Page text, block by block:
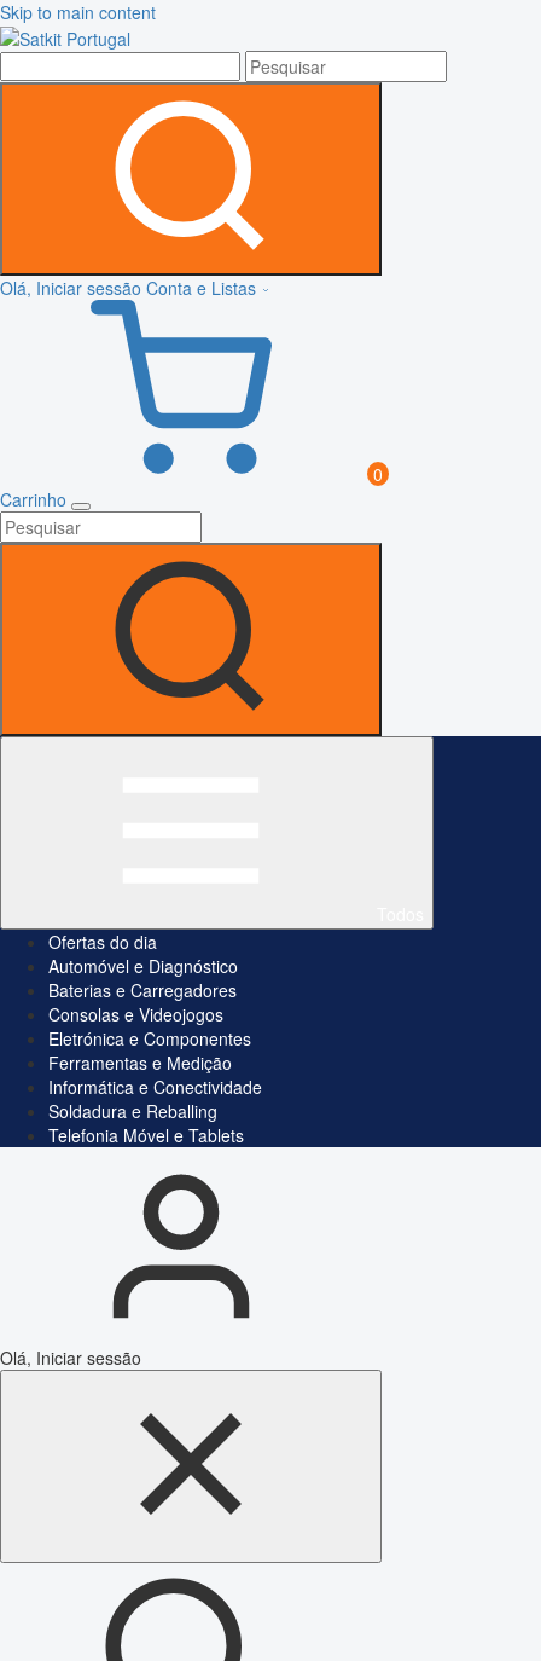
Skip to main content
Olá, Iniciar sessão Conta e Listas
0
Carrinho
Ofertas do dia
Automóvel e Diagnóstico
Baterias e Carregadores
Consolas e Videojogos
Eletrónica e Componentes
Ferramentas e Medição
Informática e Conectividade
Soldadura e Reballing
Telefonia Móvel e Tablets
Olá, Iniciar sessão